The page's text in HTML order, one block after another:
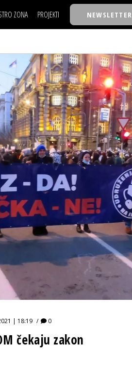
ZONA PROJEKTI
TASTY TALKS
30 ISPOD 30
BACK TO OFFICE/SCHOOL
BIZBENDOVI
BIZKOLEGIJUM
BMW BIZNIS LIGA
BIZLIFE WEEK
IZJAVA GODINE
NEWSLETTER
NAJKOLEGA
30 ISPOD 30
BACK TO OFFICE/SCHOOL
BIZBENDOVI
BIZKOLEGIJUM
BMW BIZNIS LIGA
BIZLIFE WEEK
IZJAVA GODINE
| 18:19 0
čekaju zakon